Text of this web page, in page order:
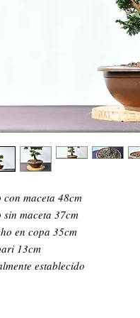
con maceta 48cm
sin maceta 37cm
en copa 35cm
13cm
establecido